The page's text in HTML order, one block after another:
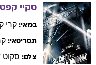
סקיי קפטן
במאי: קרי
תסריטאי:
צלם: סקוט